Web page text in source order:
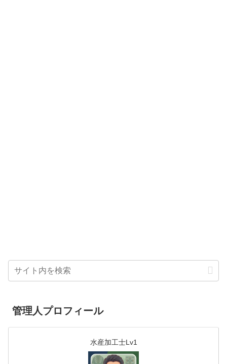
管理人プロフィール
水産加工士Lv1